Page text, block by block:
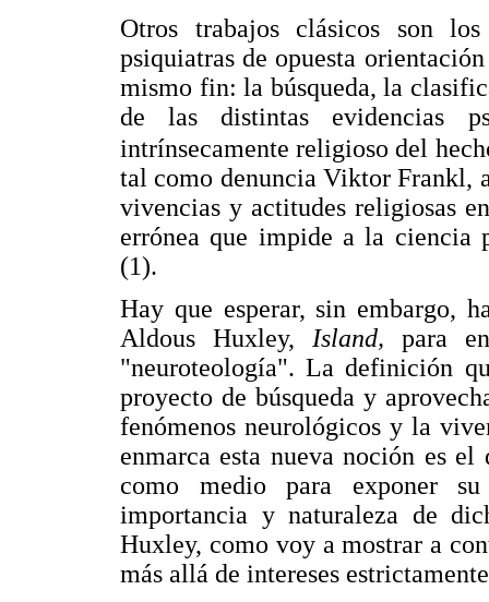
Otros trabajos clásicos son
psiquiatras de opuesta
mismo fin: la búsqueda, la
de las distintas evidencias
intrínsecamente religioso del
tal como denuncia Viktor Frankl,
vivencias y actitudes religiosas
errónea que impide a la ciencia
(1).
Hay que esperar, sin embargo,
Aldous Huxley, Island, para
"neuroteología". La definición
proyecto de búsqueda y
fenómenos neurológicos y la
enmarca esta nueva noción es
como medio para exponer
importancia y naturaleza de
Huxley, como voy a mostrar a
más allá de intereses